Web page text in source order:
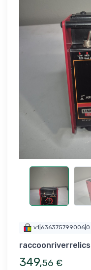
v1|636375799006|0
raccoonriverrelics
349,56 €